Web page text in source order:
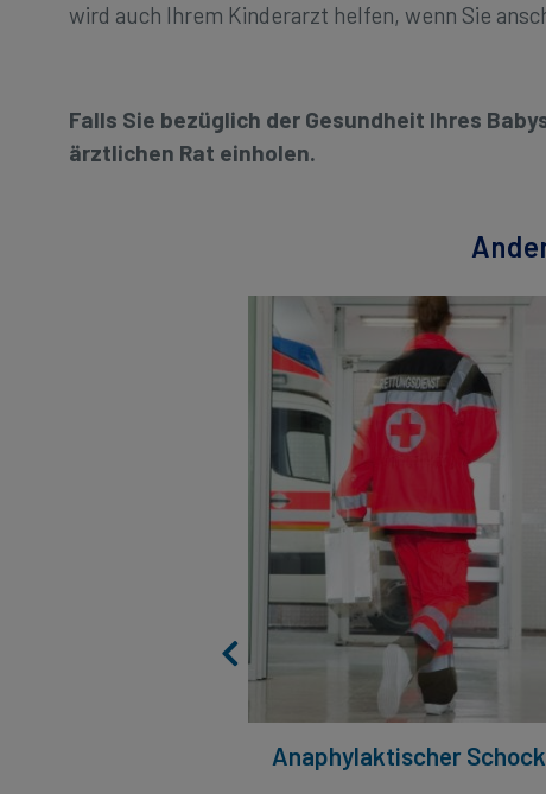
wird auch Ihrem Kinderarzt helfen, wenn Sie
Falls Sie bezüglich der Gesundheit Ihres
ärztlichen Rat einholen.
Anaphylaktischer Schock